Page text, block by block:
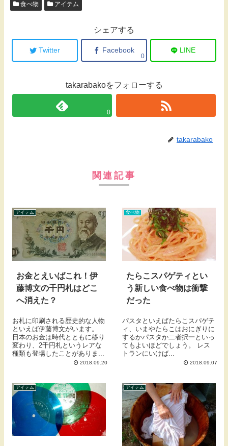
食べ物 アイテム
シェアする
Twitter Facebook
0
LINE
takarabakoをフォローする
0
takarabako
関連記事
アイテム
お金とえいばこれ！伊
藤博文の千円札はどこ
へ消えた？
お札に印刷される歴史的な人物
といえば伊藤博文がいます。
日本のお金は時代とともに移り
変わり、2千円札というレアな
種類も登場したことがありま...
2018.09.20
食べ物
たらこスパゲティとい
う新しい食べ物は衝撃
だった
パスタといえばたらこスパゲテ
ィ、いまやたらこはおにぎりに
するかパスタか二者択一といっ
てもよいほどでしょう。 レス
トランにいけば...
2018.09.07
アイテム アイテム